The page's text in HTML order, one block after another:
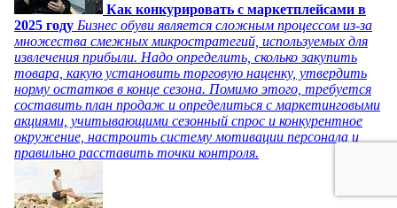
Как конкурировать с маркетплейсами в
2025 году Бизнес обуви является сложным процессом из-за
множества смежных микростратегий, используемых для
извлечения прибыли. Надо определить, сколько закупить
товара, какую установить торговую наценку, утвердить
норму остатков в конце сезона. Помимо этого, требуется
составить план продаж и определиться с маркетинговыми
акциями, учитывающими сезонный спрос и конкурентное
окружение, настроить систему мотивации персонала и
правильно расставить точки контроля.